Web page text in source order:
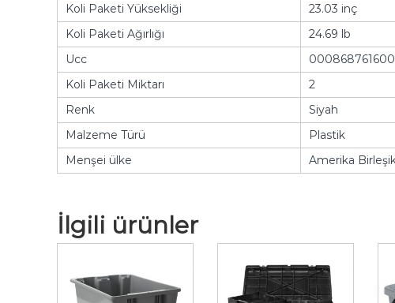
Koli Paketi Yüksekliği
23.03 inç
Koli Paketi Ağırlığı
24.69 lb
Ucc
Koli Paketi Miktarı
2
Renk
Siyah
Malzeme Türü
Plastik
Menşei ülke
Amerika
İlgili ürünler